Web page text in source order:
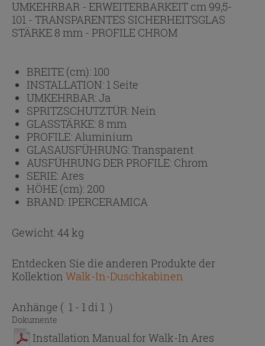
UMKEHRBAR - ERWEITERBARKEIT cm 99,5-
101 - TRANSPARENTES SICHERHEITSGLAS
STÄRKE 8 mm - PROFILE CHROM
BREITE (cm): 100
INSTALLATION: 1 Seite
UMKEHRBAR:Ja
SPRITZSCHUTZTÜR:Nein
GLASSTÄRKE: 8 mm
PROFILE:Aluminium
GLASAUSFÜHRUNG:Transparent
AUSFÜHRUNG DER PROFILE: Chrom
SERIE:Ares
HÖHE (cm): 200
BRAND: IPERCERAMICA
Gewicht: 44 kg
Entdecken Sie die anderen Produkte der
Kollektion Walk-In-Duschkabinen
Anhänge ( 1 - 1 di 1 )
Dokumente
Installation Manual for Walk-In Ares